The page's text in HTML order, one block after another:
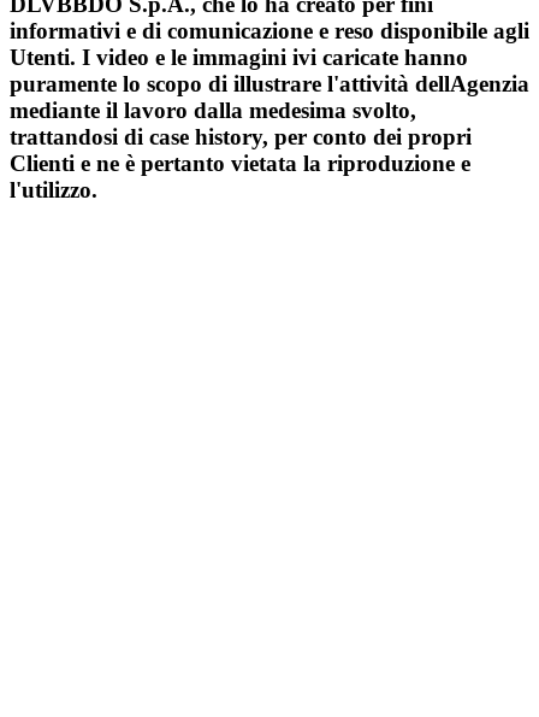
informativi e di comunicazione e reso disponibile agli
Utenti. I video e le immagini ivi caricate hanno
puramente lo scopo di illustrare l'attività dellAgenzia
mediante il lavoro dalla medesima svolto,
trattandosi di case history, per conto dei propri
Clienti e ne è pertanto vietata la riproduzione e
l'utilizzo.